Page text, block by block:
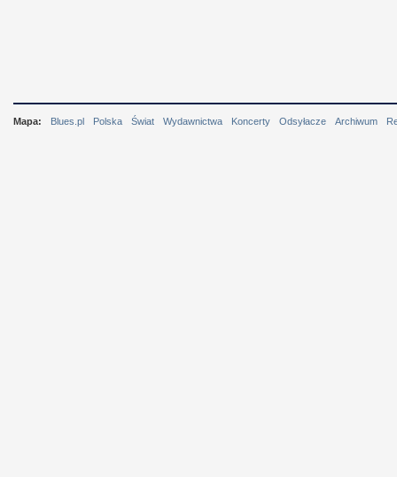
Mapa: Blues.pl Polska Świat Wydawnictwa Koncerty Odsyłacze Archiwum